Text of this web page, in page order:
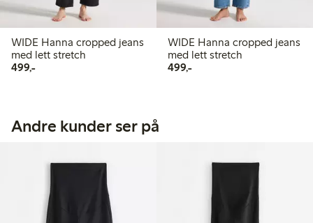
WIDE Hanna cropped jeans
med lett stretch
499,-499,00 kr
WIDE Hanna cropped jeans
med lett stretch
499,-499,00 kr
Andre kunder ser på